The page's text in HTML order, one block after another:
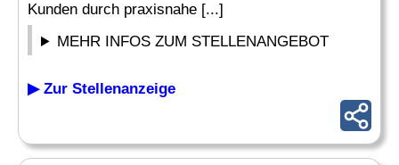
Kunden durch praxisnahe [...]
MEHR INFOS ZUM STELLENANGEBOT
▶ Zur Stellenanzeige